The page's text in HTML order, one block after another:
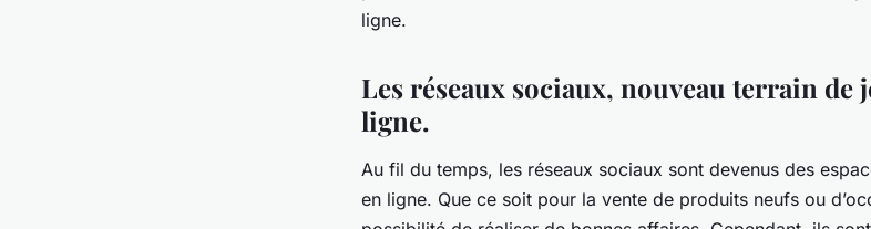
ligne.
Les réseaux sociaux, nouveau terrain de
ligne.
Au fil du temps, les réseaux sociaux sont devenus des
en ligne. Que ce soit pour la vente de produits neufs ou